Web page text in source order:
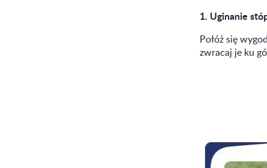
1. Uginanie
Połóż się
zwracaj je ku